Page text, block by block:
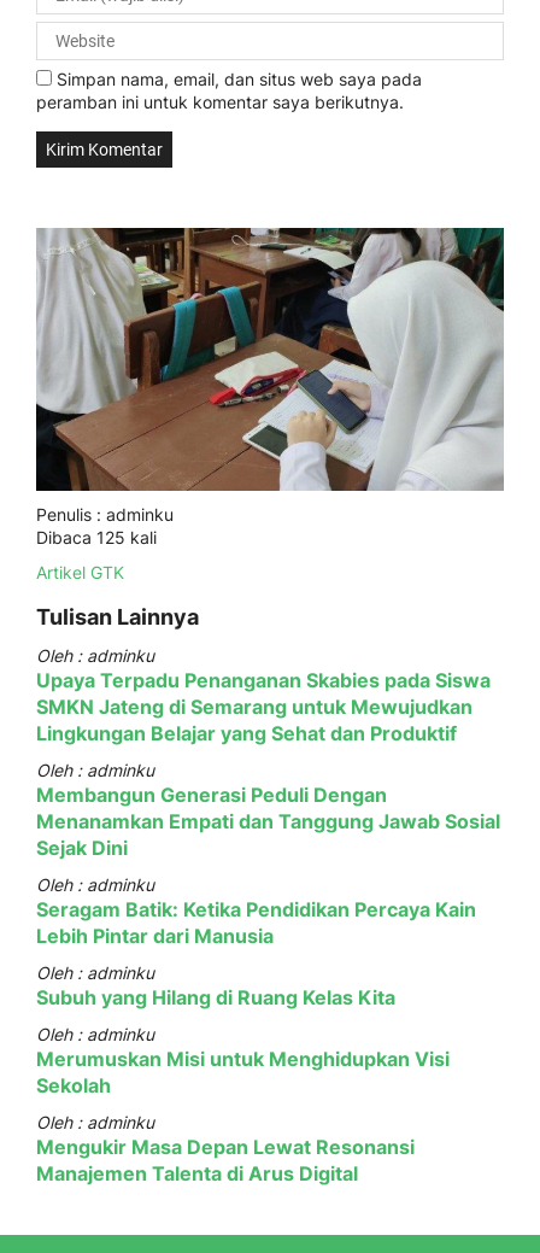
Simpan nama, email, dan situs web saya pada
peramban ini untuk komentar saya berikutnya.
Penulis : adminku
Dibaca 125 kali
Artikel GTK
Tulisan Lainnya
Oleh : adminku
Upaya Terpadu Penanganan Skabies pada Siswa
SMKN Jateng di Semarang untuk Mewujudkan
Lingkungan Belajar yang Sehat dan Produktif
Oleh : adminku
Membangun Generasi Peduli Dengan
Menanamkan Empati dan Tanggung Jawab Sosial
Sejak Dini
Oleh : adminku
Seragam Batik: Ketika Pendidikan Percaya Kain
Lebih Pintar dari Manusia
Oleh : adminku
Subuh yang Hilang di Ruang Kelas Kita
Oleh : adminku
Merumuskan Misi untuk Menghidupkan Visi
Sekolah
Oleh : adminku
Mengukir Masa Depan Lewat Resonansi
Manajemen Talenta di Arus Digital